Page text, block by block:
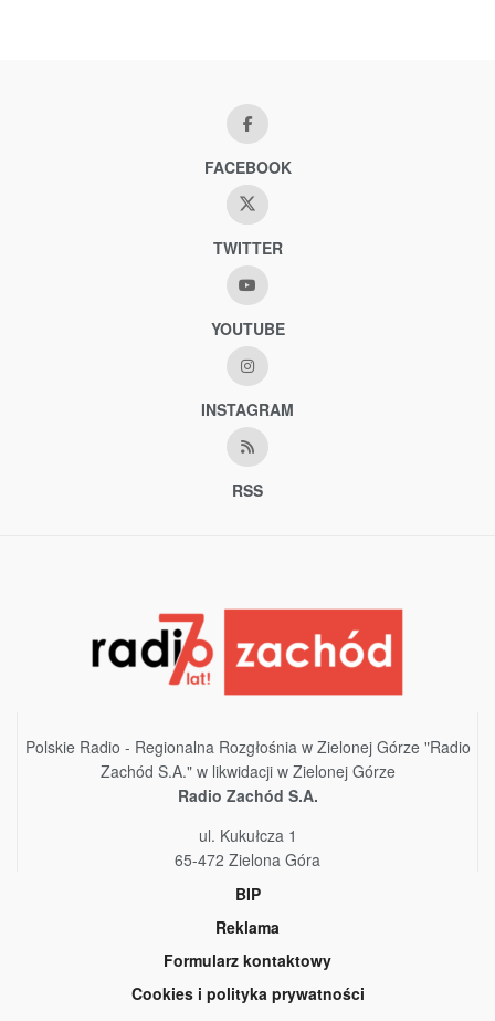
FACEBOOK
TWITTER
YOUTUBE
INSTAGRAM
RSS
Polskie Radio - Regionalna Rozgłośnia w Zielonej Górze "Radio
Zachód S.A." w likwidacji w Zielonej Górze
Radio Zachód S.A.
ul. Kukułcza 1
65-472 Zielona Góra
BIP
Reklama
Formularz kontaktowy
Cookies i polityka prywatności